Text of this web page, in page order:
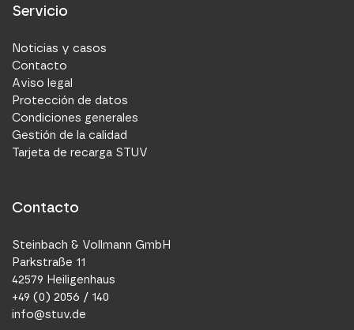
Servicio
Noticias y casos
Contacto
Aviso legal
Protección de datos
Condiciones generales
Gestión de la calidad
Tarjeta de recarga STUV
Contacto
Steinbach & Vollmann GmbH
Parkstraße 11
42579 Heiligenhaus
+49 (0) 2056 / 140
info@stuv.de